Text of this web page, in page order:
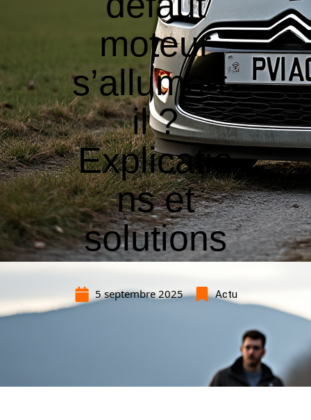
moteur
s’allume-t-
il ?
Explicatio
ns et
solutions
5 septembre 2025 Actu